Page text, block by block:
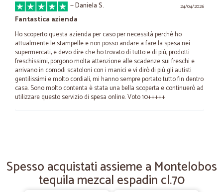
24/04/2026
—Daniela S.
Fantastica azienda
Ho scoperto questa azienda per caso per necessità perché ho
attualmente le stampelle e non posso andare a fare la spesa nei
supermercati, e devo dire che ho trovato di tutto e di più, prodotti
freschissimi, porgono molta attenzione alle scadenze sui freschi e
arrivano in comodi scatoloni con i manici e vi dirò di più gli autisti
gentilissimi e molto cordiali, mi hanno sempre portato tutto fin dentro
casa. Sono molto contenta è stata una bella scoperta e continuerò ad
utilizzare questo servizio di spesa online. Voto 10+++++
Spesso acquistati assieme a Montelobos
tequila mezcal espadin cl.70